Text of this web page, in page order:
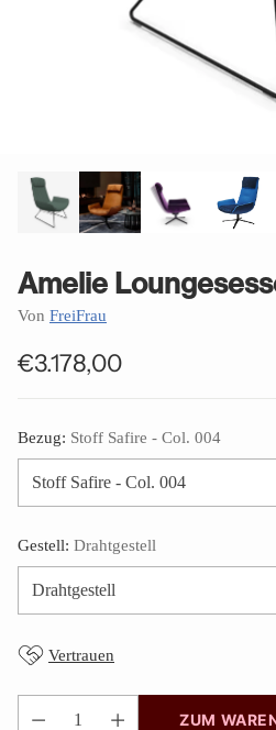
Amelie
Von FreiFrau
Normaler
€3.178,00
Bezug: Stoff Safire - Col. 004
Gestell: Drahtgestell
Vertrauen
ZUM